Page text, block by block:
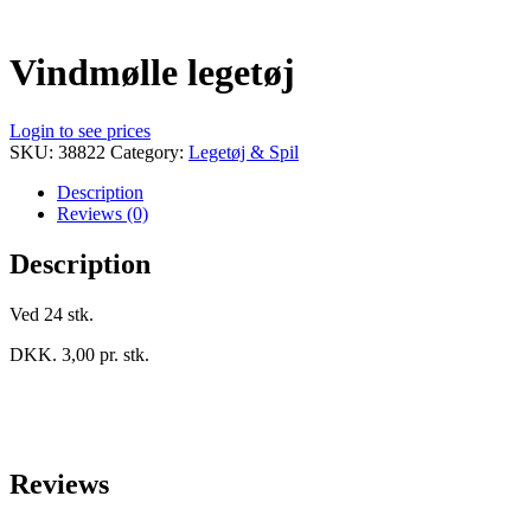
Vindmølle legetøj
Login to see prices
SKU: 38822 Category: Legetøj & Spil
Description
Reviews (0)
Description
Ved 24 stk.
DKK. 3,00 pr. stk.
Reviews